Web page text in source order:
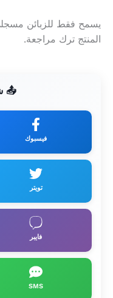
يسمح فقط للزبائن
المنتج ترك مراجعة.
📤
فيسبوك
تويتر
فايبر
SMS